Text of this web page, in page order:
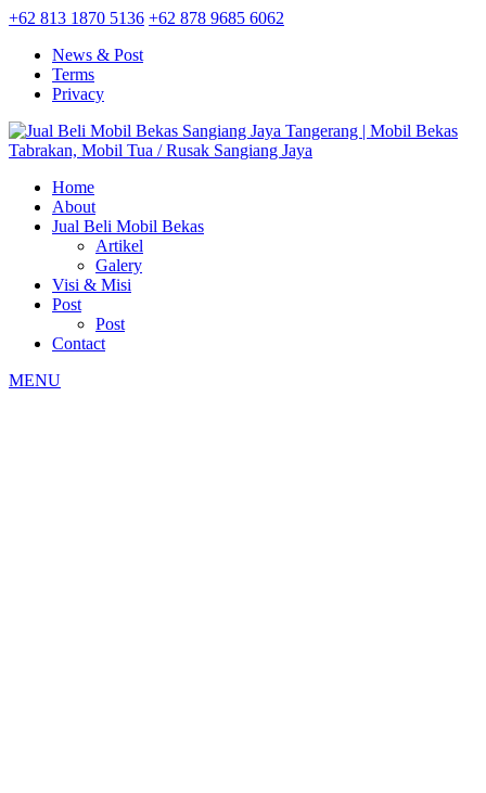
+62 813 1870 5136 +62 878 9685 6062
News & Post
Terms
Privacy
Home
About
Jual Beli Mobil Bekas
Artikel
Galery
Visi & Misi
Post
Post
Contact
MENU